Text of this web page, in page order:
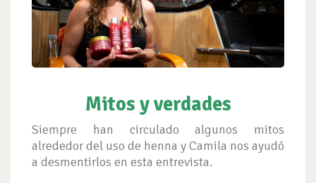
Mitos y verdades
Siempre han circulado algunos mitos
alrededor del uso de henna y Camila nos ayudó
a desmentirlos en esta entrevista.